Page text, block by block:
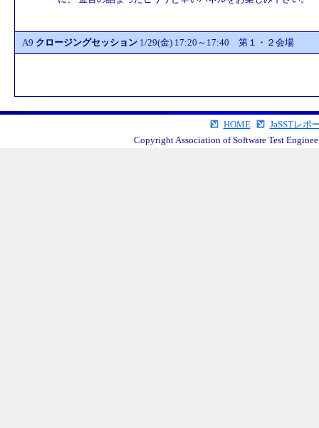
A9 クロージングセッション 1/29(金) 17:20～17:40 第１・２会場
HOME
JaSSTレポ
Copyright Association of Software Test